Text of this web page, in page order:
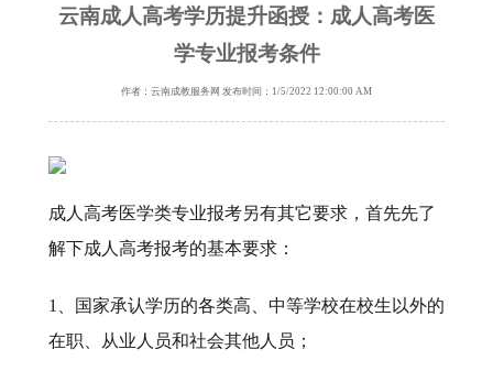
云南成人高考学历提升函授：成人高考医
学专业报考条件
作者：云南成教服务网 发布时间：1/5/2022 12:00:00 AM
成人高考医学类专业报考另有其它要求，首先先了
解下成人高考报考的基本要求：
1、国家承认学历的各类高、中等学校在校生以外的
在职、从业人员和社会其他人员；